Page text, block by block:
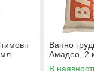
Вапно
Амадео, 2
В наявності